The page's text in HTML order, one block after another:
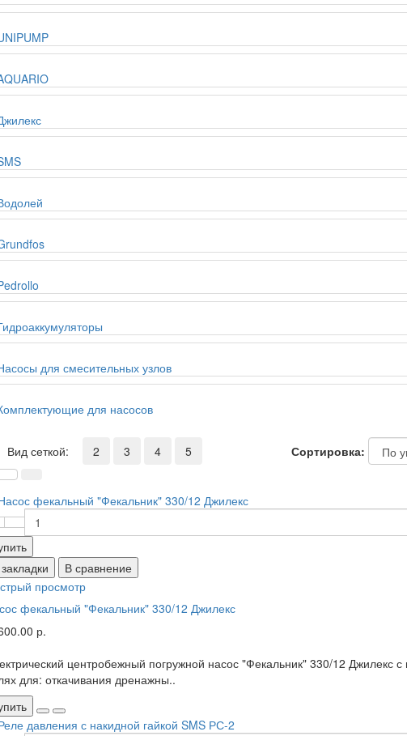
для смесительных узлов
для насосов
Вид сеткой: 2 3 4 5 Сортировка:
В сравнение
просмотр
фекальный "Фекальник" 330/12 Джилекс
р.
центробежный погружной насос "Фекальник" 330/12 Джилекс
для: откачивания дренажны..